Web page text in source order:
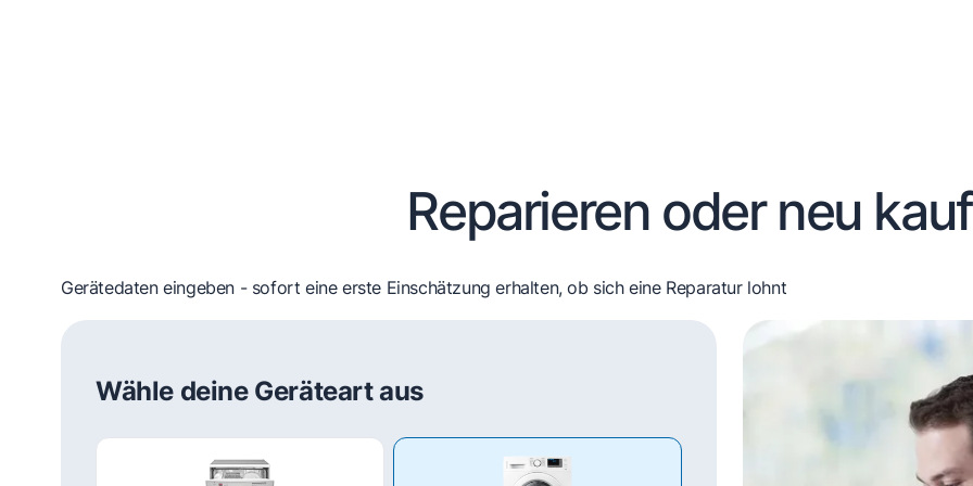
Reparieren oder neu
Gerätedaten eingeben - sofort eine erste Einschätzung erhalten, ob sich eine Reparatur lohnt
Wähle deine Geräteart aus